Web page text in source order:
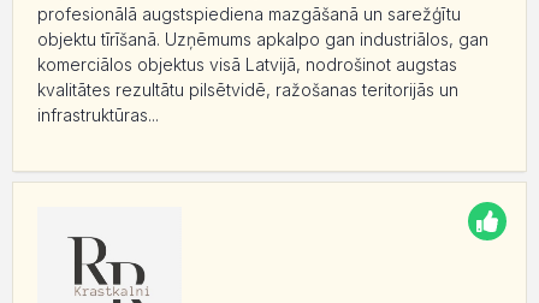
profesionālā augstspiediena mazgāšanā un sarežģītu
objektu tīrīšanā. Uzņēmums apkalpo gan industriālos, gan
komerciālos objektus visā Latvijā, nodrošinot augstas
kvalitātes rezultātu pilsētvidē, ražošanas teritorijās un
infrastruktūras...